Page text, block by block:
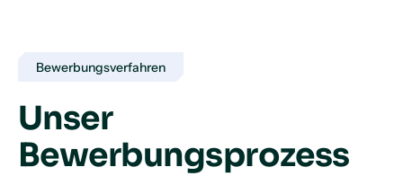
Bewerbungsverfahren
Unser
Bewerbungsprozess